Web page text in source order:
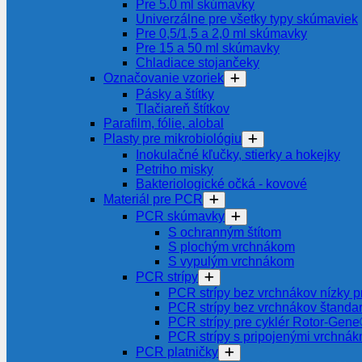
Pre 5.0 ml skúmavky
Univerzálne pre všetky typy skúmaviek
Pre 0,5/1,5 a 2,0 ml skúmavky
Pre 15 a 50 ml skúmavky
Chladiace stojančeky
Označovanie vzoriek
Pásky a štítky
Tlačiareň štítkov
Parafilm, fólie, alobal
Plasty pre mikrobiológiu
Inokulačné kľučky, stierky a hokejky
Petriho misky
Bakteriologické očká - kovové
Materiál pre PCR
PCR skúmavky
S ochranným štítom
S plochým vrchnákom
S vypulým vrchnákom
PCR strípy
PCR strípy bez vrchnákov nízky
PCR strípy bez vrchnákov
PCR strípy pre cyklér Rotor-
PCR strípy s pripojenými
PCR platničky